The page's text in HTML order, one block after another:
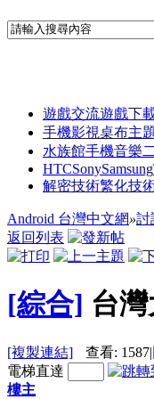
遊戲交流遊戲下
手機影視桌布主題
水族館手機音樂
HTCSonySamsung
解密技術繁化技
Android 台灣中文網»討
返回列表
[綜合] 台
[複製連結] 查看: 1587|
電梯直達
樓主